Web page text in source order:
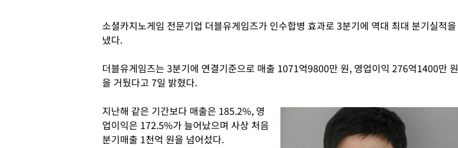
소셜카지노게임 전문기업 더블유게임즈가 인수합병 효과로 3분기에 역대 최대 분기실적을
냈다.
더블유게임즈는 3분기에 연결기준으로 매출 1071억9800만 원, 영업이익 276억1400만 원
을 거뒀다고 7일 밝혔다.
지난해 같은 기간보다 매출은 185.2%, 영
업이익은 172.5%가 늘어났으며 사상 처음
분기매출 1천억 원을 넘어섰다.